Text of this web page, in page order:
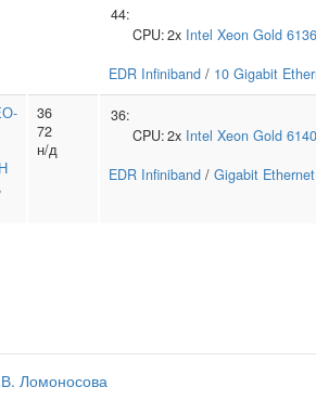
44:
CPU:2x Intel Xeon Gold 6136
EDR Infiniband / 10 Gigabit
,
36
72
н/д
36:
CPU:2x Intel Xeon Gold 6140
EDR Infiniband / Gigabit Ethernet
Ломоносова